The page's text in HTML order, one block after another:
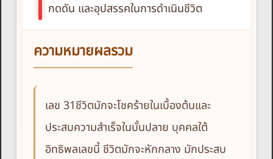
กดดัน และอุปสรรคในการดำเนินชีวิต
ความหมายผลรวม
เลข 31ชีวิตมักจะโชคร้ายในเบื้องต้นและ
ประสบความสำเร็จในบั้นปลาย บุคคลใต้
อิทธิพลเลขนี้ ชีวิตมักจะหักกลาง มักประสบ